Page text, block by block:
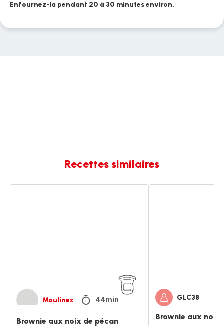
Enfournez-la pendant 20 à 30 minutes environ.
Recettes similaires
Moulinex 44min
Brownie aux noix de pécan
GLC38
Brownie aux noix